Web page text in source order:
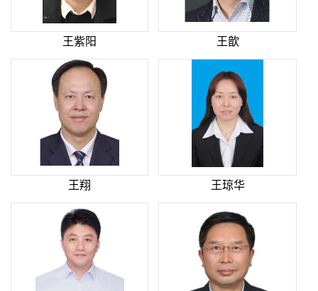
王紫阳 王歆
王翔 王琼华